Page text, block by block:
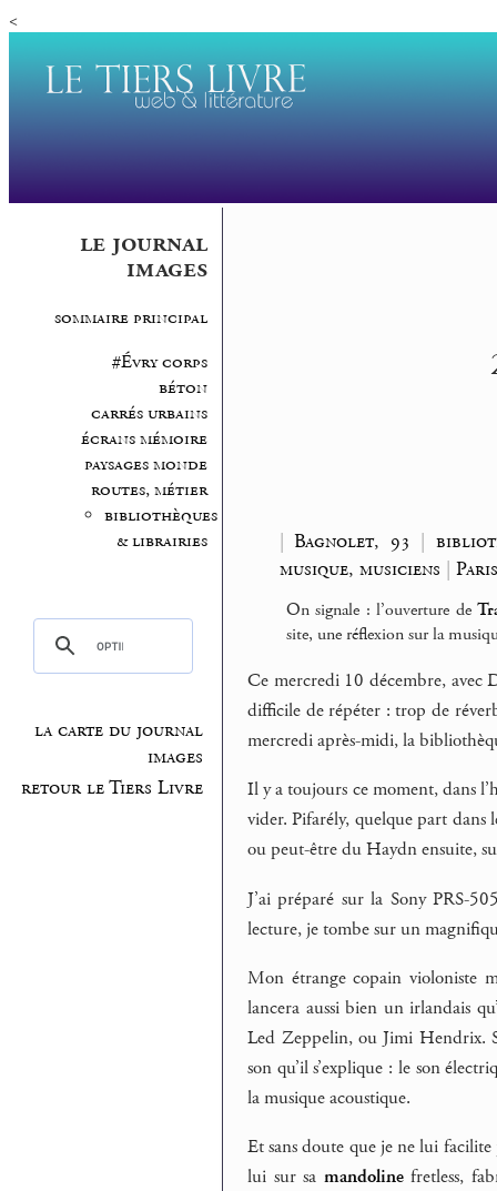
<
le journal
images
sommaire principal
#Évry corps
béton
carrés urbains
écrans mémoire
paysages monde
routes, métier
bibliothèques
& librairies
la carte du journal
images
retour le Tiers Livre
|Bagnolet, 93 |
musique, musiciens |
On signale : l’ouverture de
site, une réflexion sur la
Ce mercredi 10 décembre, avec
difficile de répéter : trop de
mercredi après-midi, la
Il y a toujours ce moment, dans
vider. Pifarély, quelque part dans
ou peut-être du Haydn ensuite,
J’ai préparé sur la Sony PRS-
lecture, je tombe sur un
Mon étrange copain violoniste
lancera aussi bien un irlandais
Led Zeppelin, ou Jimi Hendrix.
son qu’il s’explique : le son
la musique acoustique.
Et sans doute que je ne lui
lui sur sa mandolinefretless,